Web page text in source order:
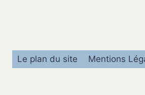
Le plan du site Mentions